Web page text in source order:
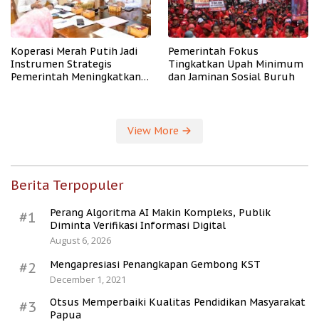
Koperasi Merah Putih Jadi
Instrumen Strategis
Pemerintah Meningkatkan
Pemerintah Fokus
Tingkatkan Upah Minimum
dan Jaminan Sosial Buruh
View More
Berita Terpopuler
#1
Perang Algoritma AI Makin Kompleks, Publik
Diminta Verifikasi Informasi Digital
August 6, 2026
#2
Mengapresiasi Penangkapan Gembong KST
December 1, 2021
#3
Otsus Memperbaiki Kualitas Pendidikan Masyarakat
Papua